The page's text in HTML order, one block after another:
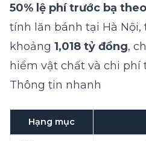
50% lệ phí trước bạ
tính lăn bánh tại Hà
khoảng 1,018 tỷ đồng,
hiểm vật chất và chi phí
Thông tin nhanh
Hạng mục